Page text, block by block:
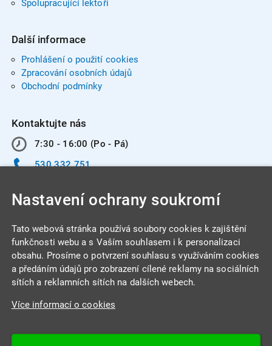
Spolupracující lektoři
Další informace
Prohlášení o použití cookies
Zpracování osobních údajů
Obchodní podmínky
Kontaktujte nás
7:30 - 16:00 (Po - Pá)
530 332 751
INTEGRA CENTRUM s.r.o.
Jabloňová 662/7
Nastavení ochrany soukromí
Tato webová stránka používá soubory cookies k zajištění
funkčnosti webu a s Vaším souhlasem i k personalizaci
obsahu. Prosíme o potvrzení souhlasu s využíváním cookies
a předáním údajů pro zobrazení cílené reklamy na sociálních
sítích a reklamních sítích na dalších webech.
Více informací o cookies